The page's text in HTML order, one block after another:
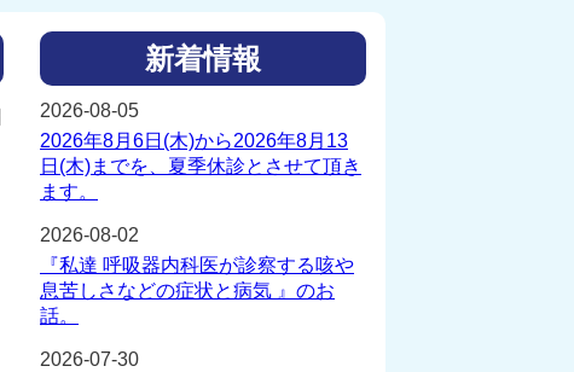
新着情報
2026年8月6日(木)から2026年8月13
日(木)までを、夏季休診とさせて頂き
ます。
2026-08-05
『私達 呼吸器内科医が診察する咳や
息苦しさなどの症状と病気 』のお
話。
2026-08-02
2026-07-30